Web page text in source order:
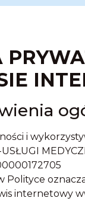
i
Polityce
internetowy